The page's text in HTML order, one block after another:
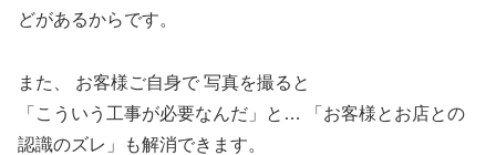
どがあるからです。
また、 お客様ご自身で 写真を撮ると
「こういう工事が必要なんだ」と… 「お客様とお店との
認識のズレ」も解消できます。